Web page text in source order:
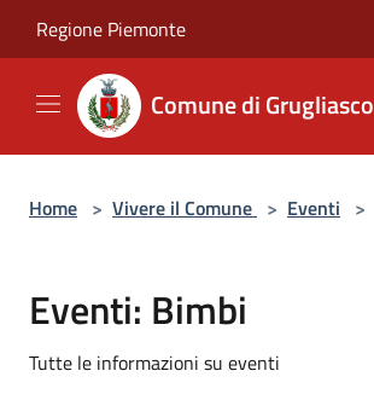
Regione Piemonte
Comune di Grugliasco
Home > Vivere il Comune > Eventi >
Eventi: Bimbi
Tutte le informazioni su eventi